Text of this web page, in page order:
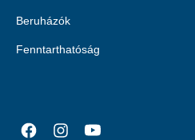
Beruházók
Fenntarthatóság